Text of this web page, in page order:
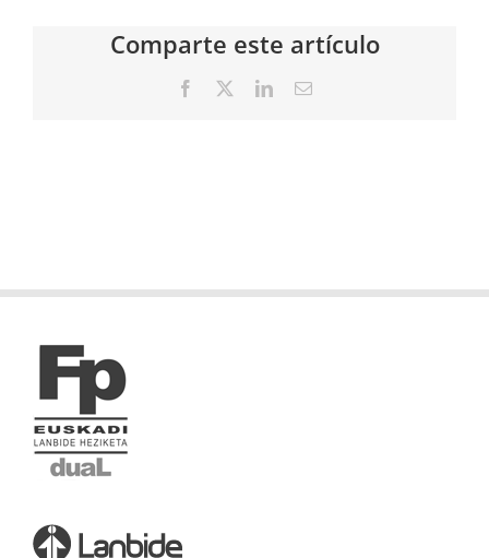
Comparte este artículo
Facebook LinkedInCorreo